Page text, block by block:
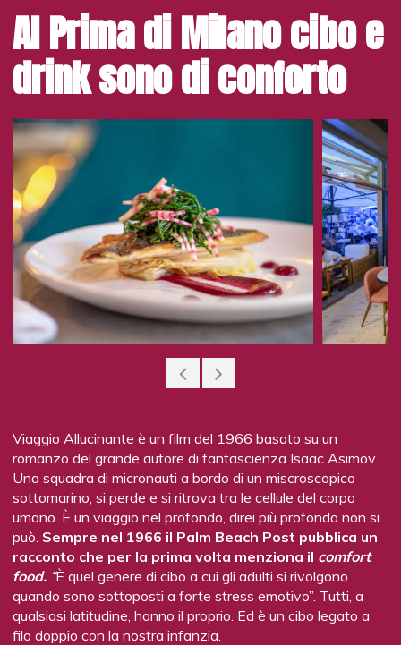
A Firenze il 14 gennaio i nove semifinalisti dovranno, oltre
che realizzare tre esemplari della rispettiva ricetta,
superare un test teorico-degustativo sul mondo Campari.
La somma dei punteggi delle due prove aprirà le
porte a 3 barman che si affronteranno il giorno
successivo, sempre a Firenze, per aggiudicarsi il
titolo di Campari Barman of the Year
. Assistiti da un
tutor, inoltre, dovranno effettuare una prova di
miscelazione su di un tema a sorpresa. Al vincitore sarà
aggiudicato un Master di specializzazione Campari
Experience presso la Campari Academy, oltre a
partecipare al Guest Bartending Programme, tour
itinerante in locali e a eventi in Italia e all’estero, e a
sessioni di training per educational Campari. L’iscrizione al
percorso formativo Bar Master è riservato al secondo
classificato, mentre al terzo andrà in premio un kit
bartender personalizzato. R.G.
Al Prima di Milano cibo e
drink sono di conforto
Viaggio Allucinante è un film del 1966 basato su un
romanzo del grande autore di fantascienza Isaac Asimov.
Una squadra di micronauti a bordo di un miscroscopico
sottomarino, si perde e si ritrova tra le cellule del corpo
umano. È un viaggio nel profondo, direi più profondo non si
può. Sempre nel 1966 il Palm Beach Post pubblica un
racconto che per la prima volta menziona il comfort
food. “È quel genere di cibo a cui gli adulti si rivolgono
quando sono sottoposti a forte stress emotivo”. Tutti, a
qualsiasi latitudine, hanno il proprio. Ed è un cibo legato a
filo doppio con la nostra infanzia.